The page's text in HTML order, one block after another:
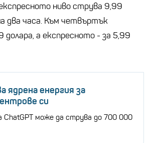
ниво струва 9,99
два часа. Към четвъртък
а експресното - за 5,99
ядрена енергия за
си
може да струва до 700 000